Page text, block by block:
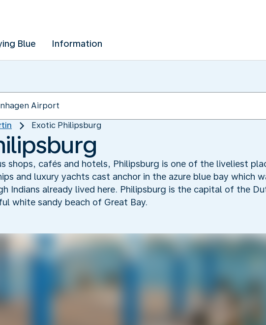
Blue Information
Exotic Philipsburg
shops, cafés and hotels, Philipsburg is one of the liveliest
and luxury yachts cast anchor in the azure blue bay which
Indians already lived here. Philipsburg is the capital of the
white sandy beach of Great Bay.